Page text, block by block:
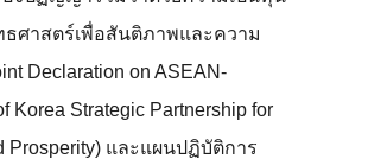
ธศาสตร์เพื่อสันติภาพและความ
Declaration on ASEAN-
Korea Strategic Partnership for
Prosperity) และแผนปฏิบัติการ